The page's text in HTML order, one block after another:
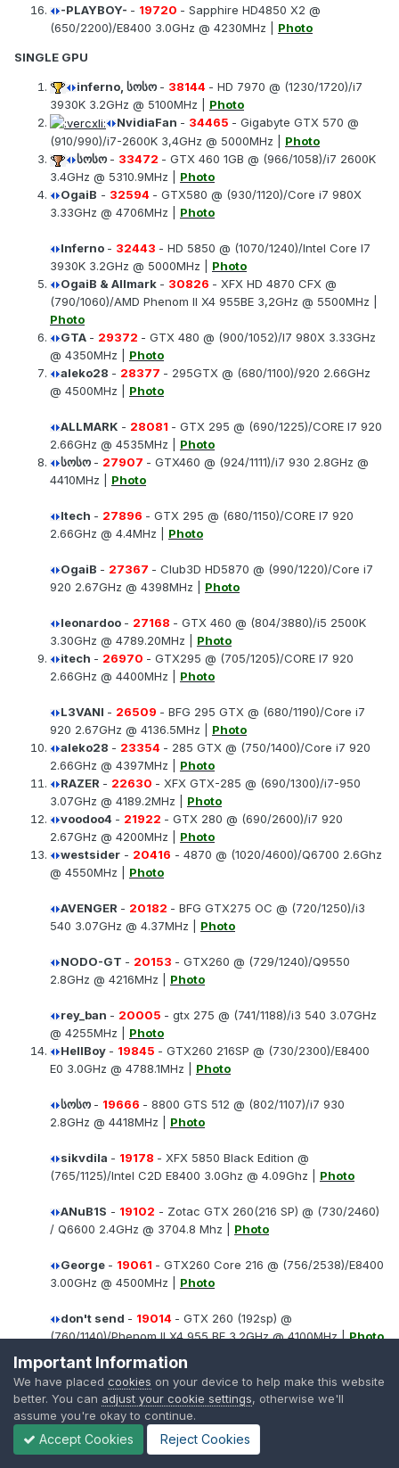
-PLAYBOY- - 19720 - Sapphire HD4850 X2 @
(650/2200)/E8400 3.0GHz @ 4230MHz | Photo
SINGLE GPU
inferno, სოსო - 38144 - HD 7970 @ (1230/1720)/i7
3930K 3.2GHz @ 5100MHz | Photo
NvidiaFan - 34465 - Gigabyte GTX 570 @
(910/990)/i7-2600K 3,4GHz @ 5000MHz | Photo
სოსო - 33472 - GTX 460 1GB @ (966/1058)/i7 2600K
3.4GHz @ 5310.9MHz | Photo
OgaiB - 32594 - GTX580 @ (930/1120)/Core i7 980X
3.33GHz @ 4706MHz | Photo
Inferno - 32443 - HD 5850 @ (1070/1240)/Intel Core I7
3930K 3.2GHz @ 5000MHz | Photo
OgaiB & Allmark - 30826 - XFX HD 4870 CFX @
(790/1060)/AMD Phenom II X4 955BE 3,2GHz @ 5500MHz |
Photo
GTA - 29372 - GTX 480 @ (900/1052)/I7 980X 3.33GHz
@ 4350MHz | Photo
aleko28 - 28377 - 295GTX @ (680/1100)/920 2.66GHz
@ 4500MHz | Photo
ALLMARK - 28081 - GTX 295 @ (690/1225)/CORE I7 920
2.66GHz @ 4535MHz | Photo
სოსო - 27907 - GTX460 @ (924/1111)/i7 930 2.8GHz @
4410MHz | Photo
Itech - 27896 - GTX 295 @ (680/1150)/CORE I7 920
2.66GHz @ 4.4MHz | Photo
OgaiB - 27367 - Club3D HD5870 @ (990/1220)/Core i7
920 2.67GHz @ 4398MHz | Photo
leonardoo - 27168 - GTX 460 @ (804/3880)/i5 2500K
3.30GHz @ 4789.20MHz | Photo
itech - 26970 - GTX295 @ (705/1205)/CORE I7 920
2.66GHz @ 4400MHz | Photo
L3VANI - 26509 - BFG 295 GTX @ (680/1190)/Core i7
920 2.67GHz @ 4136.5MHz | Photo
aleko28 - 23354 - 285 GTX @ (750/1400)/Core i7 920
2.66GHz @ 4397MHz | Photo
RAZER - 22630 - XFX GTX-285 @ (690/1300)/i7-950
3.07GHz @ 4189.2MHz | Photo
voodoo4 - 21922 - GTX 280 @ (690/2600)/i7 920
2.67GHz @ 4200MHz | Photo
westsider - 20416 - 4870 @ (1020/4600)/Q6700 2.6Ghz
@ 4550MHz | Photo
AVENGER - 20182 - BFG GTX275 OC @ (720/1250)/i3
540 3.07GHz @ 4.37MHz | Photo
NODO-GT - 20153 - GTX260 @ (729/1240)/Q9550
2.8GHz @ 4216MHz | Photo
rey_ban - 20005 - gtx 275 @ (741/1188)/i3 540 3.07GHz
@ 4255MHz | Photo
HellBoy - 19845 - GTX260 216SP @ (730/2300)/E8400
E0 3.0GHz @ 4788.1MHz | Photo
სოსო - 19666 - 8800 GTS 512 @ (802/1107)/i7 930
2.8GHz @ 4418MHz | Photo
sikvdila - 19178 - XFX 5850 Black Edition @
(765/1125)/Intel C2D E8400 3.0Ghz @ 4.09Ghz | Photo
ANuB1S - 19102 - Zotac GTX 260(216 SP) @ (730/2460)
/ Q6600 2.4GHz @ 3704.8 Mhz | Photo
George - 19061 - GTX260 Core 216 @ (756/2538)/E8400
3.00GHz @ 4500MHz | Photo
don't send - 19014 - GTX 260 (192sp) @
(760/1140)/Phenom II X4 955 BE 3.2GHz @ 4100MHz |Photo
davita
18944
- ATI HD4870 @ (800/950)/Q9650 3.0
3.0GHz @ 4.14MHz |Photo
Tamerlane-18812- 9800GX2 @ (720/2050)/E8200
2.6GHz @ 4000MHz |Photo
Important Information
We have placed cookies on your device to help make this website
better. You can adjust your cookie settings, otherwise we'll
assume you're okay to continue.
Accept Cookies Reject Cookies